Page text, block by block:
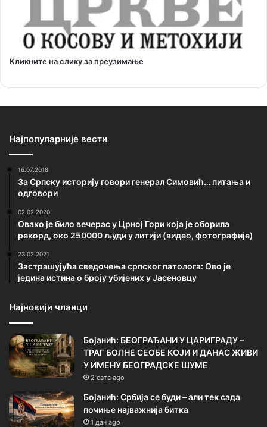
Кликните на слику за преузимање
Најпопуларније вести
16.07.2018
За Српску историју говори генерал Симовић… питања и
одговори
02.02.2020
Овако је било вечерас у Црној Гори која је оборила
рекорд, око 250000 људи у литији (видео, фотографије)
23.02.2021
Застрашујућа сведочења српског патолога: Ово је
једина истина о броју убијених у Јасеновцу
Најновији чланци
Бојанић: БЕОГРАЂАНИ У ЦАРИГРАДУ –
ТРАГ БОЛНЕ СЕОБЕ КОЈИ И ДАНАС ЖИВИ
У ИМЕНУ БЕОГРАДСКЕ ШУМЕ
2 сата ago
Бојанић: Србија се буди – али тек сада
почиње најважнија битка
1 дан ago